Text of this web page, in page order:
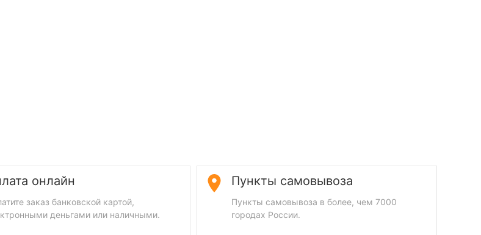
онлайн
заказ банковской картой,
деньгами или наличными.
Пункты самовывоза
Пункты самовывоза в более, чем 7000
городах России.